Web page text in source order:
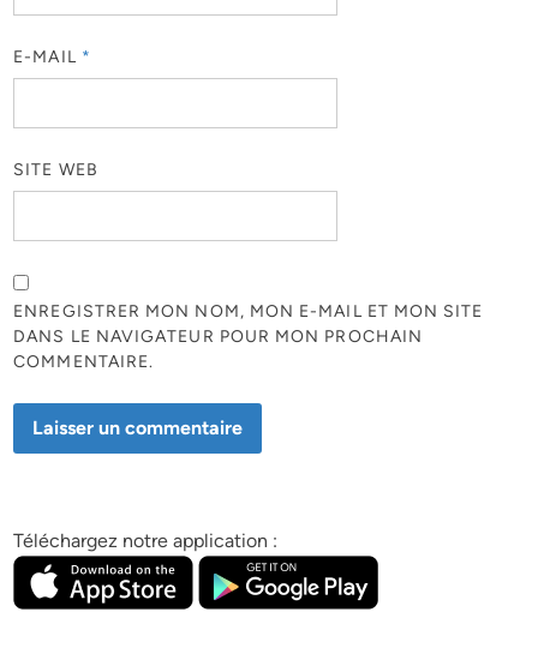
E-MAIL *
SITE WEB
ENREGISTRER MON NOM, MON E-MAIL ET MON SITE
DANS LE NAVIGATEUR POUR MON PROCHAIN
COMMENTAIRE.
Téléchargez notre application :